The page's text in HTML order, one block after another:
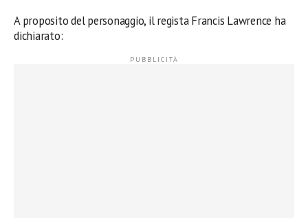
A proposito del personaggio, il regista Francis Lawrence ha
dichiarato: